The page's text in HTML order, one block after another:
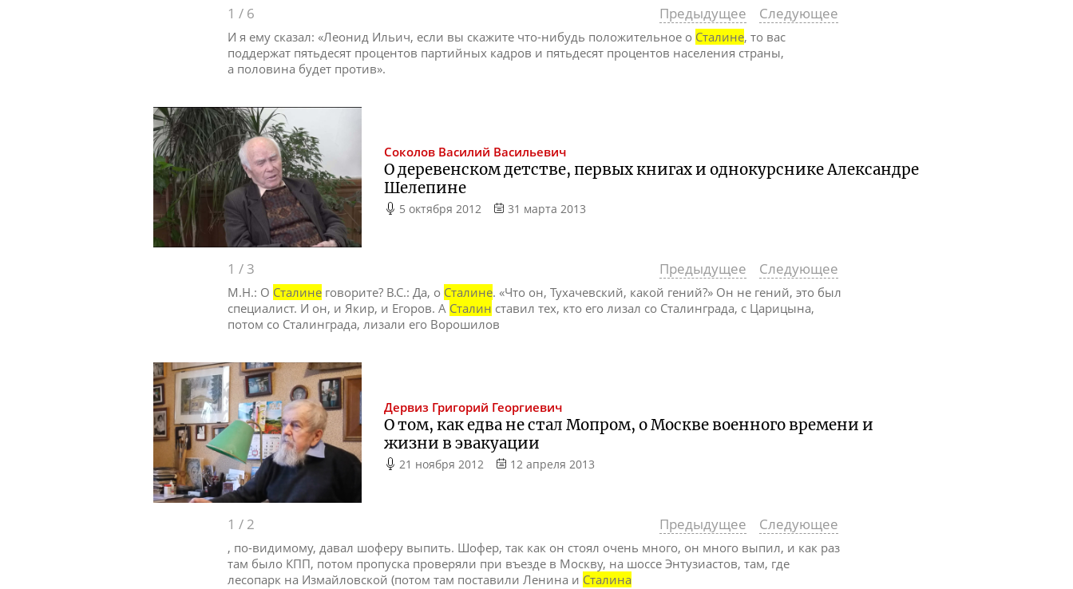
1 / 6 Предыдущее Следующее
И я ему сказал: «Леонид Ильич, если вы скажите что-нибудь положительное о Сталине, то вас
поддержат пятьдесят процентов партийных кадров и пятьдесят процентов населения страны,
а половина будет против».
Соколов Василий Васильевич
О деревенском детстве, первых книгах и однокурснике Александре
Шелепине
5 октября 2012 31 марта 2013
1 / 3 Предыдущее Следующее
М.Н.: О Сталине говорите? В.С.: Да, о Сталине. «Что он, Тухачевский, какой гений?» Он не гений, это был
специалист. И он, и Якир, и Егоров. А Сталин ставил тех, кто его лизал со Сталинграда, с Царицына,
потом со Сталинграда, лизали его Ворошилов
Дервиз Григорий Георгиевич
О том, как едва не стал Мопром, о Москве военного времени и
жизни в эвакуации
21 ноября 2012 12 апреля 2013
1 / 2 Предыдущее Следующее
, по-видимому, давал шоферу выпить. Шофер, так как он стоял очень много, он много выпил, и как раз
там было КПП, потом пропуска проверяли при въезде в Москву, на шоссе Энтузиастов, там, где
лесопарк на Измайловской (потом там поставили Ленина и Сталина